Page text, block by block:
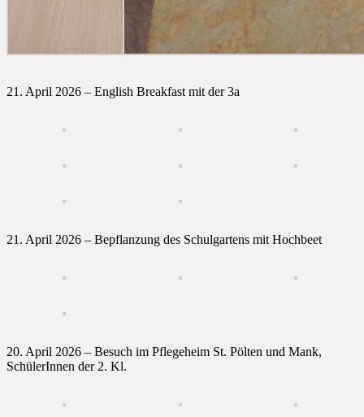
21. April 2026 – English Breakfast mit der 3a
21. April 2026 – Bepflanzung des Schulgartens mit Hochbeet
20. April 2026 – Besuch im Pflegeheim St. Pölten und Mank,
SchülerInnen der 2. Kl.